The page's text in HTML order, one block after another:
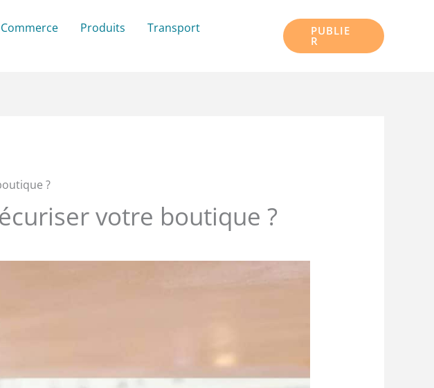
Commerce Produits
Transport
PUBLIE
R
?
votre boutique ?